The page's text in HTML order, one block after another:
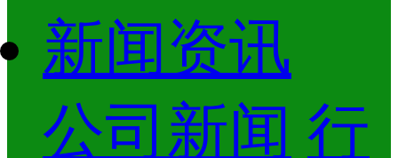
新闻资讯
公司新闻 行